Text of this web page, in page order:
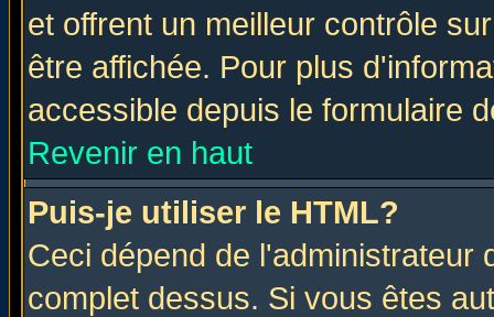
et offrent un meilleur contrôle
être affichée. Pour plus
accessible depuis le formulaire
Revenir en haut
Puis-je utiliser le HTML?
Ceci dépend de l'administrateur
complet dessus. Si vous êtes